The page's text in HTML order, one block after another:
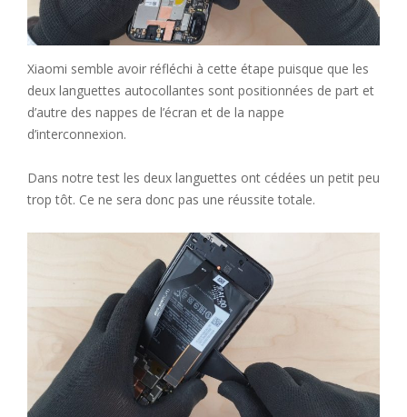
Xiaomi semble avoir réfléchi à cette étape puisque que les
deux languettes autocollantes sont positionnées de part et
d’autre des nappes de l’écran et de la nappe
d’interconnexion.
Dans notre test les deux languettes ont cédées un petit peu
trop tôt. Ce ne sera donc pas une réussite totale.